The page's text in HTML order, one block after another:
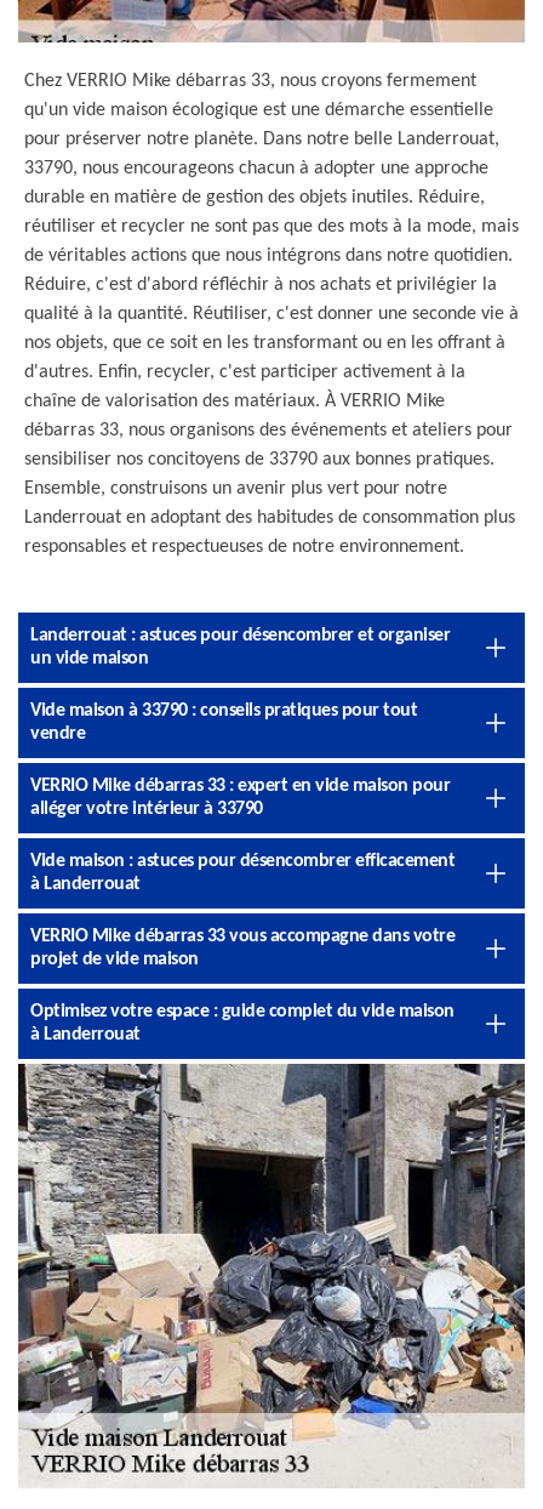
Chez VERRIO Mike débarras 33, nous croyons fermement
qu'un vide maison écologique est une démarche essentielle
pour préserver notre planète. Dans notre belle Landerrouat,
33790, nous encourageons chacun à adopter une approche
durable en matière de gestion des objets inutiles. Réduire,
réutiliser et recycler ne sont pas que des mots à la mode, mais
de véritables actions que nous intégrons dans notre quotidien.
Réduire, c'est d'abord réfléchir à nos achats et privilégier la
qualité à la quantité. Réutiliser, c'est donner une seconde vie à
nos objets, que ce soit en les transformant ou en les offrant à
d'autres. Enfin, recycler, c'est participer activement à la
chaîne de valorisation des matériaux. À VERRIO Mike
débarras 33, nous organisons des événements et ateliers pour
sensibiliser nos concitoyens de 33790 aux bonnes pratiques.
Ensemble, construisons un avenir plus vert pour notre
Landerrouat en adoptant des habitudes de consommation plus
responsables et respectueuses de notre environnement.
Landerrouat : astuces pour désencombrer et organiser
un vide maison
Vide maison à 33790 : conseils pratiques pour tout
vendre
VERRIO Mike débarras 33 : expert en vide maison pour
alléger votre intérieur à 33790
Vide maison : astuces pour désencombrer efficacement
à Landerrouat
VERRIO Mike débarras 33 vous accompagne dans votre
projet de vide maison
Optimisez votre espace : guide complet du vide maison
à Landerrouat